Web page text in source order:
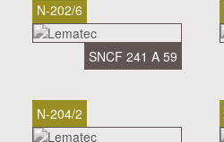
N-202/6
SNCF 241 A 59
N-204/2